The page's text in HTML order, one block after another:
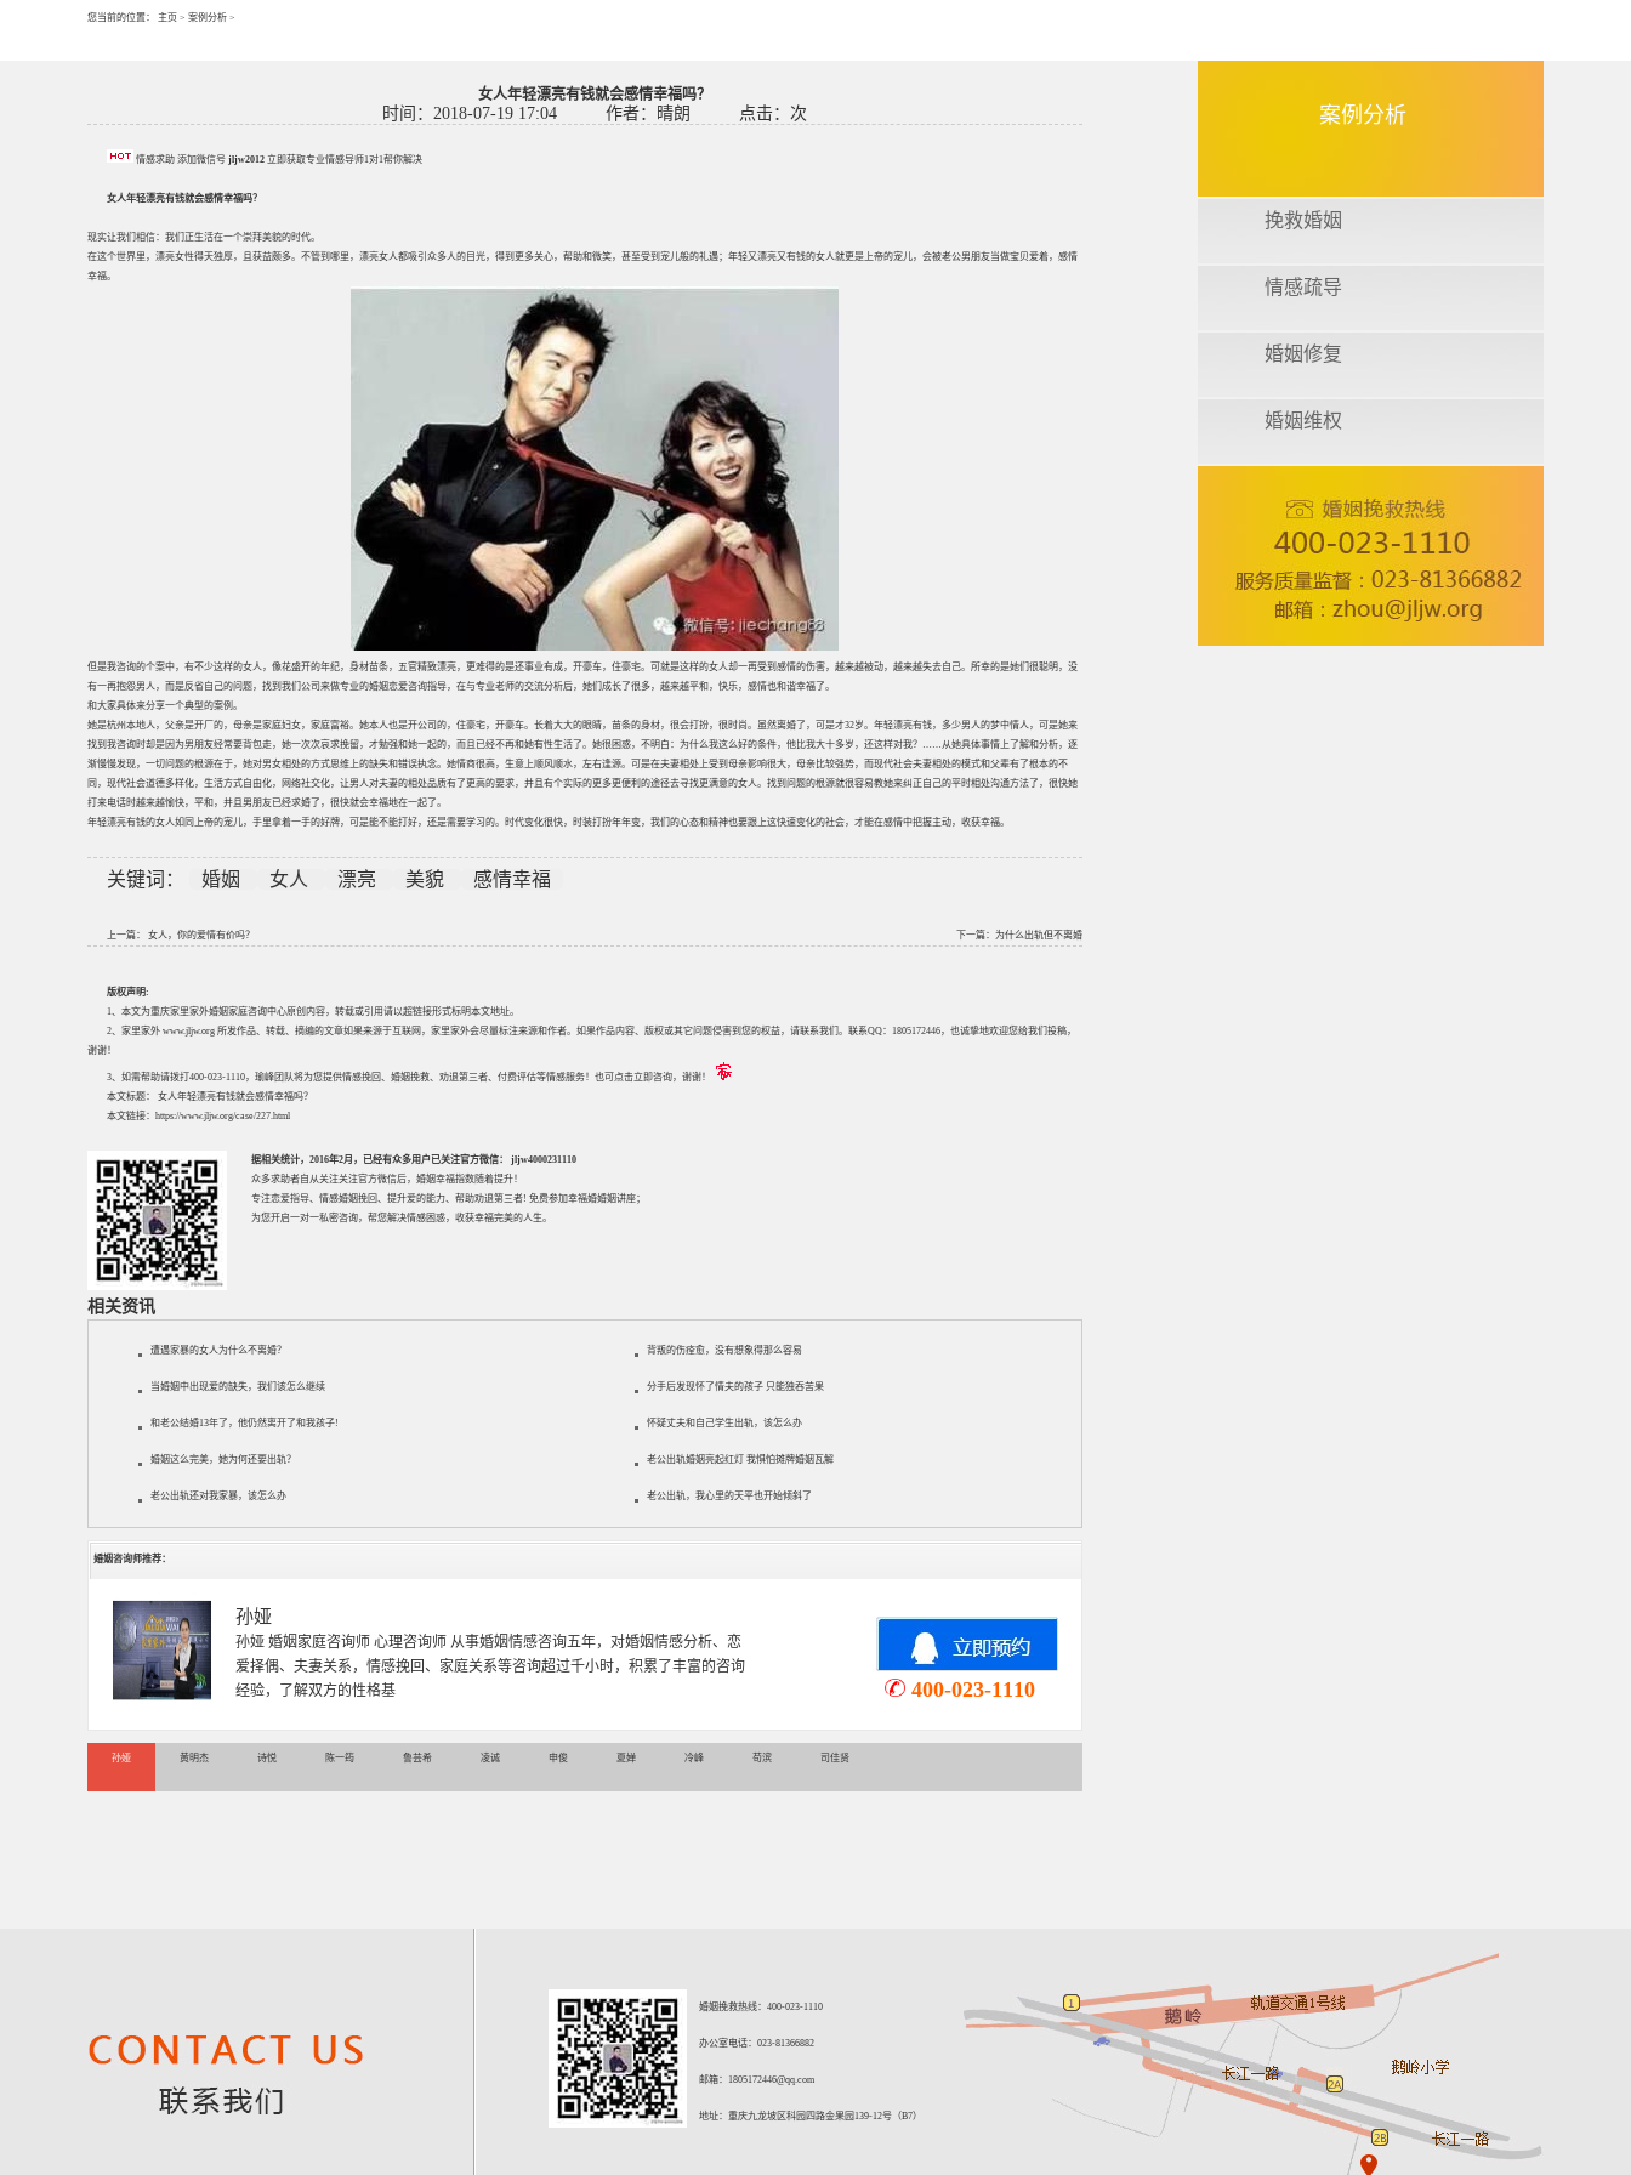
您当前的位置： 主页 > 案例分析 >
女人年轻漂亮有钱就会感情幸福吗？
时间：2018-07-19 17:04 作者：晴朗 点击： 次
情感求助 添加微信号 jljw2012 立即获取专业情感导师1对1帮你解决
女人年轻漂亮有钱就会感情幸福吗？
现实让我们相信：我们正生活在一个崇拜美貌的时代。
在这个世界里，漂亮女性得天独厚，且获益颇多。不管到哪里，漂亮女人都吸引众多人的目光，得到更多关心，帮助和微笑，甚至受到宠儿般的礼遇；年轻又漂亮又有钱的女人就更是上帝的宠儿，会被老公男朋友当做宝贝爱着，感情
幸福。
但是我咨询的个案中，有不少这样的女人，像花盛开的年纪，身材苗条，五官精致漂亮，更难得的是还事业有成，开豪车，住豪宅。可就是这样的女人却一再受到感情的伤害，越来越被动，越来越失去自己。所幸的是她们很聪明，没
有一再抱怨男人，而是反省自己的问题，找到我们公司来做专业的婚姻恋爱咨询指导，在与专业老师的交流分析后，她们成长了很多，越来越平和，快乐，感情也和谐幸福了。
和大家具体来分享一个典型的案例。
她是杭州本地人，父亲是开厂的，母亲是家庭妇女，家庭富裕。她本人也是开公司的，住豪宅，开豪车。长着大大的眼睛，苗条的身材，很会打扮，很时尚。虽然离婚了，可是才32岁。年轻漂亮有钱，多少男人的梦中情人，可是她来
找到我咨询时却是因为男朋友经常要背包走，她一次次哀求挽留，才勉强和她一起的，而且已经不再和她有性生活了。她很困惑，不明白：为什么我这么好的条件，他比我大十多岁，还这样对我？……从她具体事情上了解和分析，逐
渐慢慢发现，一切问题的根源在于，她对男女相处的方式思维上的缺失和错误执念。她情商很高，生意上顺风顺水，左右逢源。可是在夫妻相处上受到母亲影响很大，母亲比较强势，而现代社会夫妻相处的模式和父辈有了根本的不
同，现代社会道德多样化，生活方式自由化，网络社交化，让男人对夫妻的相处品质有了更高的要求，并且有个实际的更多更便利的途径去寻找更满意的女人。找到问题的根源就很容易教她来纠正自己的平时相处沟通方法了，很快她
打来电话时越来越愉快，平和，并且男朋友已经求婚了，很快就会幸福地在一起了。
年轻漂亮有钱的女人如同上帝的宠儿，手里拿着一手的好牌，可是能不能打好，还是需要学习的。时代变化很快，时装打扮年年变，我们的心态和精神也要跟上这快速变化的社会，才能在感情中把握主动，收获幸福。
关键词： 婚姻 女人 漂亮 美貌 感情幸福
上一篇： 女人，你的爱情有价吗？ 下一篇： 为什么出轨但不离婚
版权声明:
1、本文为重庆家里家外婚姻家庭咨询中心原创内容，转载或引用请以超链接形式标明本文地址。
2、家里家外 www.jljw.org 所发作品、转载、摘编的文章如果来源于互联网，家里家外会尽量标注来源和作者。如果作品内容、版权或其它问题侵害到您的权益，请联系我们。联系QQ：1805172446，也诚挚地欢迎您给我们投稿，
谢谢！
3、如需帮助请拨打400-023-1110，瑜峰团队将为您提供情感挽回、婚姻挽救、劝退第三者、付费评估等情感服务！也可点击立即咨询，谢谢！
本文标题：
女人年轻漂亮有钱就会感情幸福吗？
本文链接： https://www.jljw.org/case/227.html
据相关统计，2016年2月，已经有众多用户已关注官方微信： jljw4000231110
众多求助者自从关注关注官方微信后，婚姻幸福指数随着提升！
专注恋爱指导、 情感婚姻挽回 、提升爱的能力、帮助劝退第三者! 免费参加幸福婚婚姻讲座；
为您开启一对一私密咨询，帮您解决情感困惑，收获幸福完美的人生。
相关资讯
遭遇家暴的女人为什么不离婚？ 背叛的伤痊愈，没有想象得那么容易
当婚姻中出现爱的缺失，我们该怎么继续 分手后发现怀了情夫的孩子 只能独吞苦果
和老公结婚13年了，他仍然离开了和我孩子! 怀疑丈夫和自己学生出轨，该怎么办
婚姻这么完美，她为何还要出轨？ 老公出轨婚姻亮起红灯 我惧怕摊牌婚姻瓦解
老公出轨还对我家暴，该怎么办 老公出轨，我心里的天平也开始倾斜了
婚姻咨询师推荐：
孙娅
孙娅 婚姻家庭咨询师 心理咨询师 从事婚姻情感咨询五年，对婚姻情感分析、恋
爱择偶、夫妻关系，情感挽回、家庭关系等咨询超过千小时，积累了丰富的咨询
经验，了解双方的性格基
400-023-1110
孙娅 黄明杰 诗悦 陈一筠 鲁芸希 凌诚 申俊 夏婵 冷峰 苟滨 司佳贤
案例分析
挽救婚姻
情感疏导
婚姻修复
婚姻维权
婚姻挽救热线：400-023-1110
办公室电话：023-81366882
邮箱： 1805172446@qq.com
地址：重庆九龙坡区科园四路金果园139-12号（B7）